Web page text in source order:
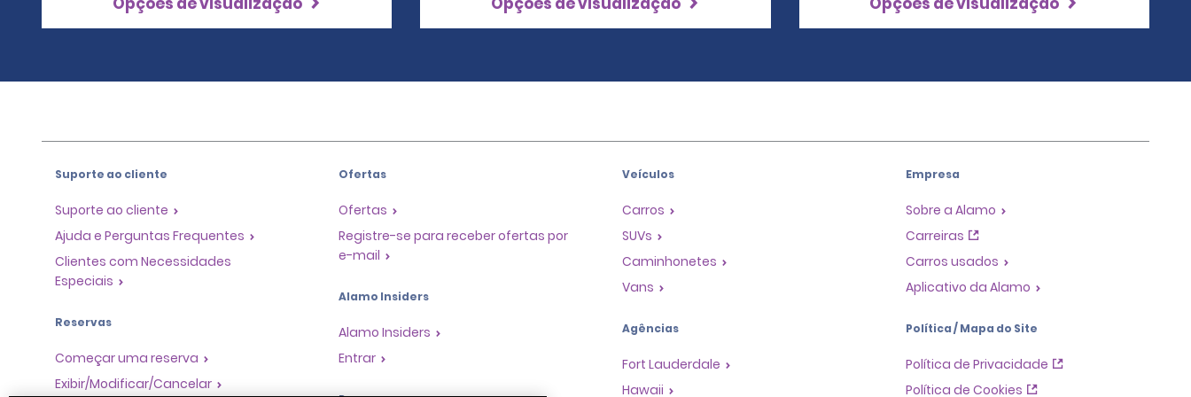
Suporte ao cliente
Suporte ao cliente
Ajuda e Perguntas Frequentes
Clientes com Necessidades
Especiais
Reservas
Começar uma reserva
Exibir/Modificar/Cancelar
Ofertas
Ofertas
Registre-se para receber ofertas por
e-mail
Alamo Insiders
Alamo Insiders
Entrar
Veículos
Carros
SUVs
Caminhonetes
Vans
Agências
Fort Lauderdale
Hawaii
Empresa
Sobre a Alamo
Carreiras
Carros usados
Aplicativo da Alamo
Política / Mapa do Site
Política de Privacidade
Política de Cookies